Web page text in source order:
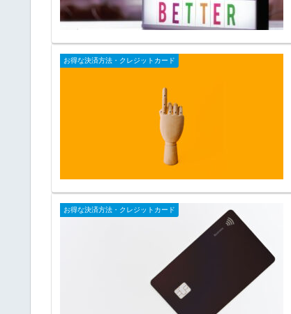
お得な決済方法・クレジットカード
お得な決済方法・クレジットカード